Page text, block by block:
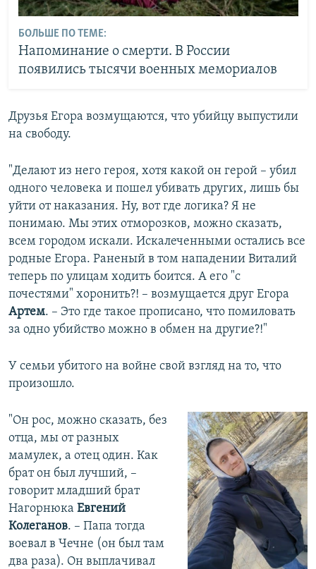
БОЛЬШЕ ПО ТЕМЕ:
Напоминание о смерти. В России
появились тысячи военных мемориалов
Друзья Егора возмущаются, что убийцу выпустили
на свободу.
"Делают из него героя, хотя какой он герой – убил
одного человека и пошел убивать других, лишь бы
уйти от наказания. Ну, вот где логика? Я не
понимаю. Мы этих отморозков, можно сказать,
всем городом искали. Искалеченными остались все
родные Егора. Раненый в том нападении Виталий
теперь по улицам ходить боится. А его "с
почестями" хоронить?! – возмущается друг Егора
Артем. – Это где такое прописано, что помиловать
за одно убийство можно в обмен на другие?!"
У семьи убитого на войне свой взгляд на то, что
произошло.
"Он рос, можно сказать, без
отца, мы от разных
мамулек, а отец один. Как
брат он был лучший, –
говорит младший брат
Нагорнюка Евгений
Колеганов. – Папа тогда
воевал в Чечне (он был там
два раза). Он выплачивал